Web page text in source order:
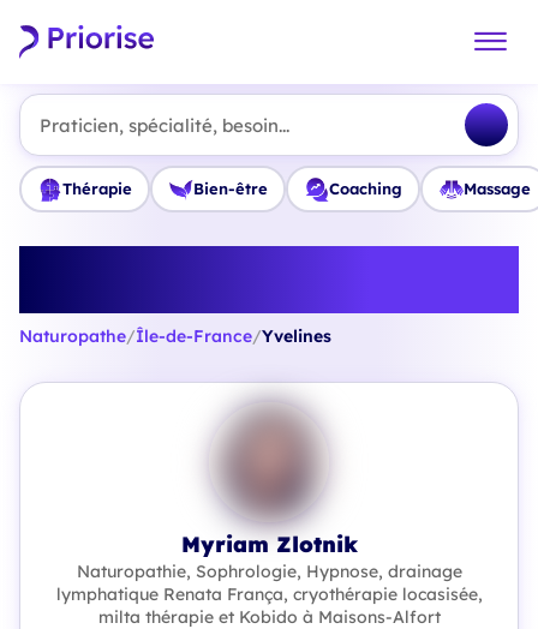
Praticien, spécialité, besoin...
Thérapie Bien-être Coaching Massage
Naturopathe/Île-de-France/Yvelines
Myriam Zlotnik
Naturopathie, Sophrologie, Hypnose, drainage
lymphatique Renata França, cryothérapie locasisée,
milta thérapie et Kobido à Maisons-Alfort